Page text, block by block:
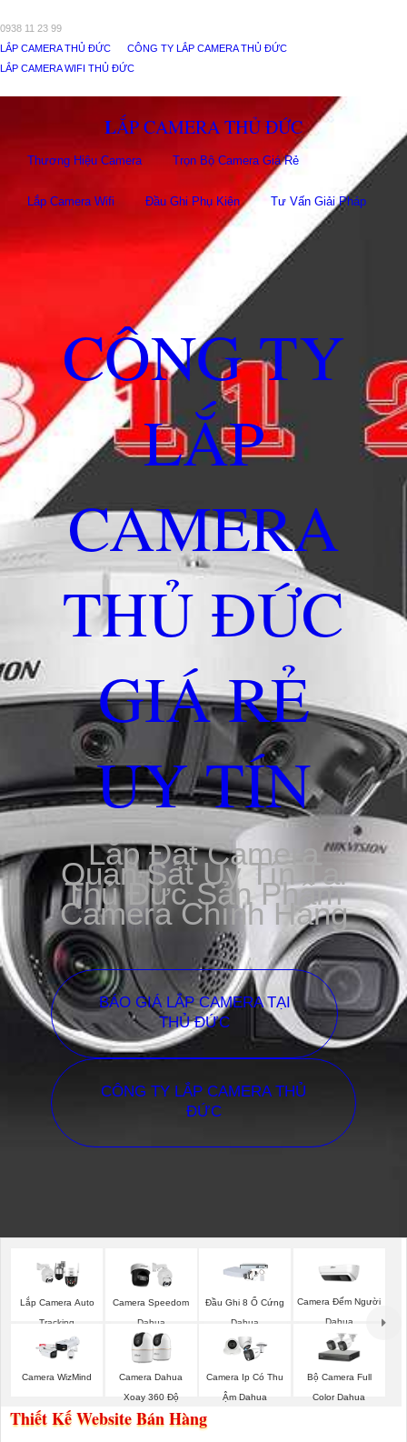
0938 11 23 99
LẮP CAMERA THỦ ĐỨC
CÔNG TY LẮP CAMERA THỦ ĐỨC
LẮP CAMERA WIFI THỦ ĐỨC
LẮP CAMERA THỦ ĐỨC
Thương Hiệu Camera Trọn Bộ Camera Giá Rẻ
Lắp Camera Wifi Đầu Ghi Phụ Kiên Tư Vấn Giải Pháp
CÔNG TY
LẮP
CAMERA
THỦ ĐỨC
GIÁ RẺ
UY TÍN
Lắp Đặt Camera
Quan Sát Uy Tín Tại
Thủ Đức Sản Phẩm
Camera Chính Hãng
BÁO GIÁ LẮP CAMERA TẠI
THỦ ĐỨC
CÔNG TY LẮP CAMERA THỦ
ĐỨC
Lắp Camera Auto
Tracking
Camera Speedom
Dahua
Đầu Ghi 8 Ổ Cứng
Dahua
Camera Đếm Người
Dahua
Camera WizMind
Camera Dahua
Xoay 360 Độ
Camera Ip Có Thu
Ậm Dahua
Bộ Camera Full
Color Dahua
Thiết Kế Website Bán Hàng